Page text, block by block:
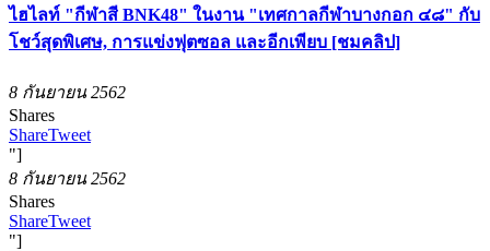
ไฮไลท์ "กีฬาสี BNK48" ในงาน "เทศกาลกีฬาบางกอก ๔๘" กับ
โชว์สุดพิเศษ, การแข่งฟุตซอล และอีกเพียบ [ชมคลิป]
8 กันยายน 2562
Shares
ShareTweet
"]
8 กันยายน 2562
Shares
ShareTweet
"]